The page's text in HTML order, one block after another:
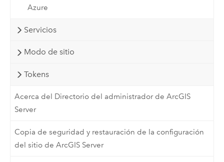
Azure
Servicios
Modo de sitio
Tokens
Acerca del Directorio del administrador de ArcGIS
Server
Copia de seguridad y restauración de la configuración
del sitio de ArcGIS Server